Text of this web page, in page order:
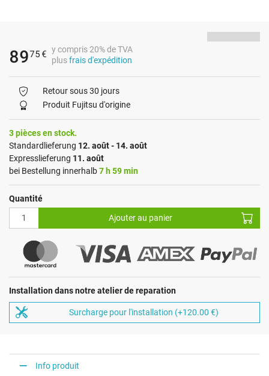
8975 € y compris 20% de TVA
plusfrais d'expédition
Retour sous 30 jours
Produit Fujitsu d'origine
3 pièces en stock.
Standardlieferung 12. août - 14. août
Expresslieferung 11. août
bei Bestellung innerhalb7 h 59 min
Quantité
Ajouter au panier
Installation dans notre atelier de reparation
Surcharge pour l'installation (+120.00 €)
Info produit